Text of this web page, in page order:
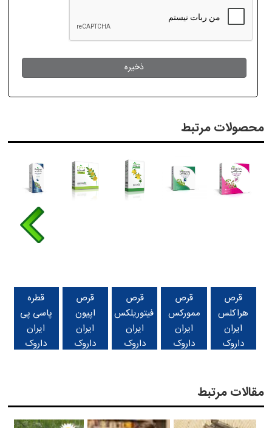
محصولات مرتبط
قرص
هراکلس
ایران
داروک
قرص
ممورکس
ایران
داروک
قرص
فیتوریلکس
ایران
داروک
قرص
اپیون
ایران
داروک
قطره
پاسی پی
ایران
داروک
مقالات مرتبط